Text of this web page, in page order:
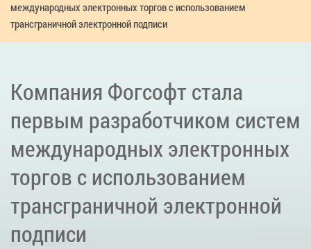
международных электронных торгов с использованием
трансграничной электронной подписи
Компания Фогсофт стала
первым разработчиком систем
международных электронных
торгов с использованием
трансграничной электронной
подписи